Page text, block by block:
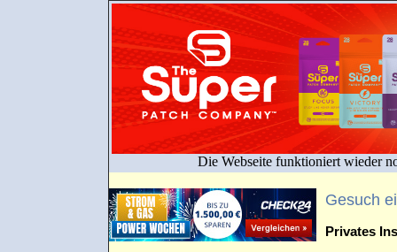
Die Webseite funktioniert wieder
Gesuch
Privates